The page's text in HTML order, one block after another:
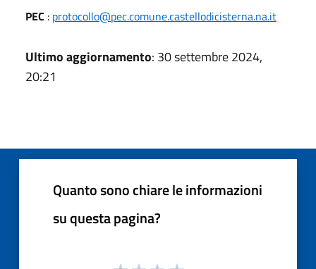
PEC : protocollo@pec.comune.castellodicisterna.na.it
Ultimo aggiornamento: 30 settembre 2024,
20:21
Quanto sono chiare le informazioni
su questa pagina?